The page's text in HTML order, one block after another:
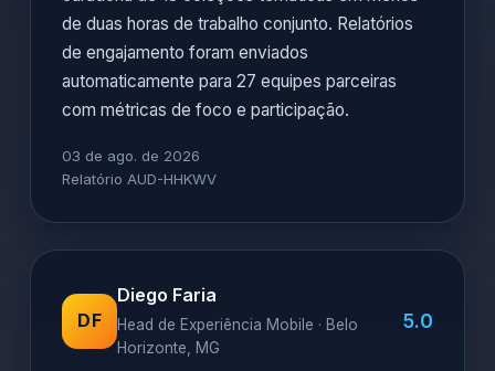
de duas horas de trabalho conjunto. Relatórios
de engajamento foram enviados
automaticamente para 27 equipes parceiras
com métricas de foco e participação.
03 de ago. de 2026
Relatório AUD-HHKWV
DF
Diego Faria
Head de Experiência Mobile · Belo
Horizonte, MG
5.0